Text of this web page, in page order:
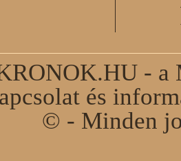
- a
és
© - Minden